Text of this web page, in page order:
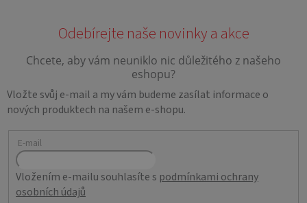
Vložte svůj e-mail a my vám budeme zasílat informace o
nových produktech na našem e-shopu.
E-mail
Vložením e-mailu souhlasíte s podmínkami ochrany
osobních údajů